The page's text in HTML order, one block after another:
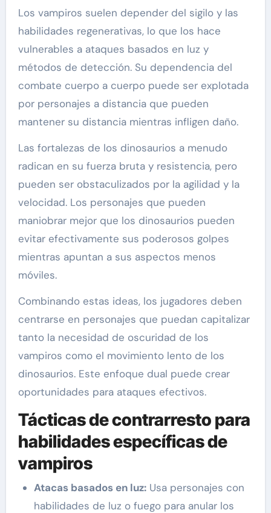
Los vampiros suelen depender del sigilo y las
habilidades regenerativas, lo que los hace
vulnerables a ataques basados en luz y
métodos de detección. Su dependencia del
combate cuerpo a cuerpo puede ser explotada
por personajes a distancia que pueden
mantener su distancia mientras infligen daño.
Las fortalezas de los dinosaurios a menudo
radican en su fuerza bruta y resistencia, pero
pueden ser obstaculizados por la agilidad y la
velocidad. Los personajes que pueden
maniobrar mejor que los dinosaurios pueden
evitar efectivamente sus poderosos golpes
mientras apuntan a sus aspectos menos
móviles.
Combinando estas ideas, los jugadores deben
centrarse en personajes que puedan capitalizar
tanto la necesidad de oscuridad de los
vampiros como el movimiento lento de los
dinosaurios. Este enfoque dual puede crear
oportunidades para ataques efectivos.
Tácticas de contrarresto para
habilidades específicas de
vampiros
Atacas basados en luz:Usa personajes con
habilidades de luz o fuego para anular los